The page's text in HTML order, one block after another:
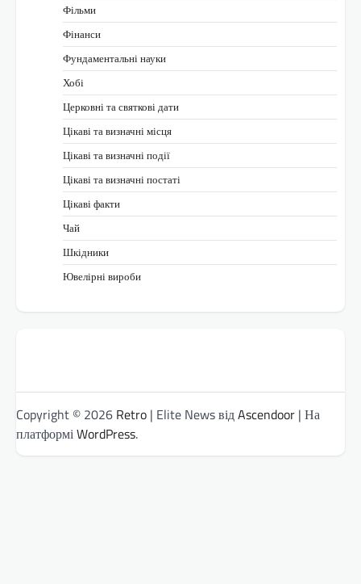
Фільми
Фінанси
Фундаментальні науки
Хобі
Церковні та святкові дати
Цікаві та визначні місця
Цікаві та визначні події
Цікаві та визначні постаті
Цікаві факти
Чай
Шкідники
Ювелірні вироби
Copyright © 2026 Retro | Elite News відAscendoor | На
платформіWordPress.